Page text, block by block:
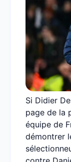
Si Didier
page de la
équipe de
démontrer